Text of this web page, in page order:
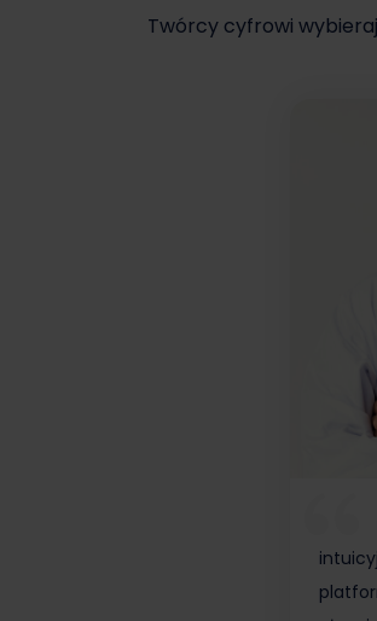
Twórcy cyfrowi